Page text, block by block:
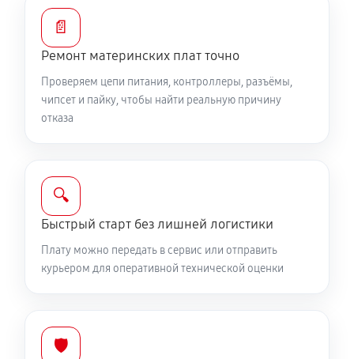
📄
Ремонт материнских плат точно
Проверяем цепи питания, контроллеры, разъёмы,
чипсет и пайку, чтобы найти реальную причину
отказа
🔍
Быстрый старт без лишней логистики
Плату можно передать в сервис или отправить
курьером для оперативной технической оценки
🛡️